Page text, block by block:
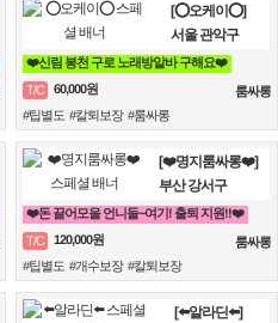
[⭕오케이⭕]
서울 관악구
❤️신림 봉천 구로 노래방알바 구해요❤️
T/C
60,000원
룸싸롱
#팁별도 #칼퇴보장 #룸싸롱
[❤️명지룸싸롱❤️]
부산 강서구
❤️돈 끌어모을 언니들~여기! 출퇴 지원!!❤️
T/C
120,000원
룸싸롱
#팁별도 #개수보장 #칼퇴보장
[⬅️알라딘⬅️]